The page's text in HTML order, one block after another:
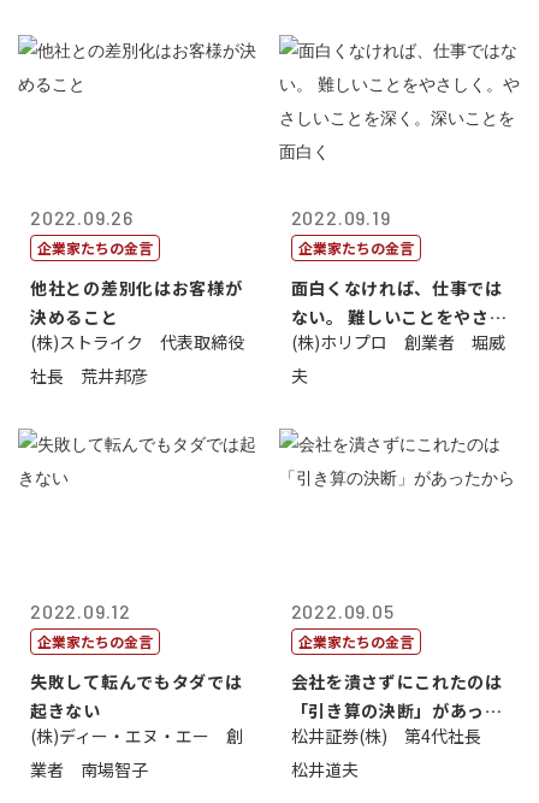
2022.09.26
企業家たちの金言
他社との差別化はお客様が
決めること
(株)ストライク 代表取締役
社長 荒井邦彦
2022.09.19
企業家たちの金言
面白くなければ、仕事では
ない。 難しいことをやさし
く。やさし...
(株)ホリプロ 創業者 堀威
夫
2022.09.12
企業家たちの金言
失敗して転んでもタダでは
起きない
(株)ディー・エヌ・エー 創
業者 南場智子
2022.09.05
企業家たちの金言
会社を潰さずにこれたのは
「引き算の決断」があった
から
松井証券(株) 第4代社長
松井道夫